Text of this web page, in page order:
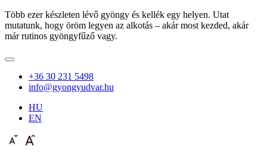
Több ezer készleten lévő gyöngy és kellék egy helyen. Utat
mutatunk, hogy öröm legyen az alkotás – akár most kezded, akár
már rutinos gyöngyfűző vagy.
+36 30 231 5498
info@gyongyudvar.hu
HU
EN